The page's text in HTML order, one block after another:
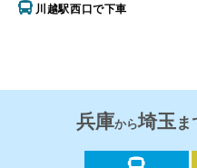
川越駅西口で下車
兵庫から埼玉 ま